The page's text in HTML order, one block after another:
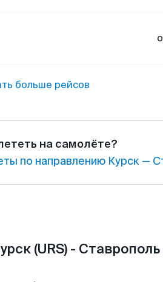
больше рейсов
на самолёте?
по направлению Курск —
(URS) - Ставрополь